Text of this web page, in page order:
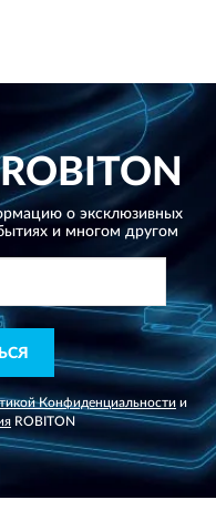
о эксклюзивных
и многом другом
Конфиденциальности и
ROBITON